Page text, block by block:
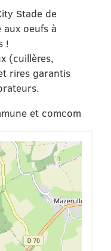
Stade de
oeufs à
!
(cuillères,
rires garantis
et comcom